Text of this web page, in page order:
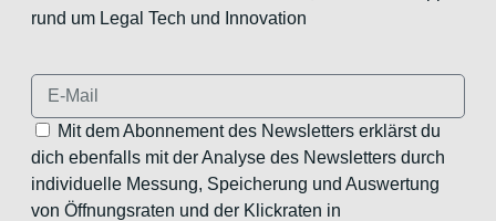
rund um Legal Tech und Innovation
Mit dem Abonnement des Newsletters erklärst du
dich ebenfalls mit der Analyse des Newsletters durch
individuelle Messung, Speicherung und Auswertung
von Öffnungsraten und der Klickraten in